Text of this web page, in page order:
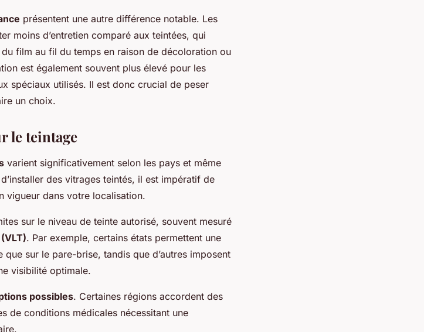
présentent une autre différence notable. Les
moins d’entretien comparé aux teintées, qui
film au fil du temps en raison de décoloration ou
est également souvent plus élevé pour les
spéciaux utilisés. Il est donc crucial de peser
un choix.
le teintage
varient significativement selon les pays et même
des vitrages teintés, il est impératif de
vigueur dans votre localisation.
sur le niveau de teinte autorisé, souvent mesuré
. Par exemple, certains états permettent une
sur le pare-brise, tandis que d’autres imposent
visibilité optimale.
possibles. Certaines régions accordent des
de conditions médicales nécessitant une